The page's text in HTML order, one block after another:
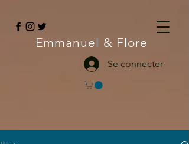
Emmanuel & Flore
Se connecter